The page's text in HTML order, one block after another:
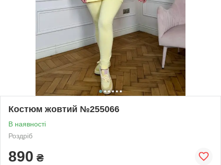
Костюм жовтий №255066
В наявності
Роздріб
890 ₴